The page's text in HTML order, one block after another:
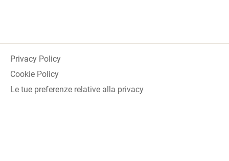
Privacy Policy
Cookie Policy
Le tue preferenze relative alla privacy